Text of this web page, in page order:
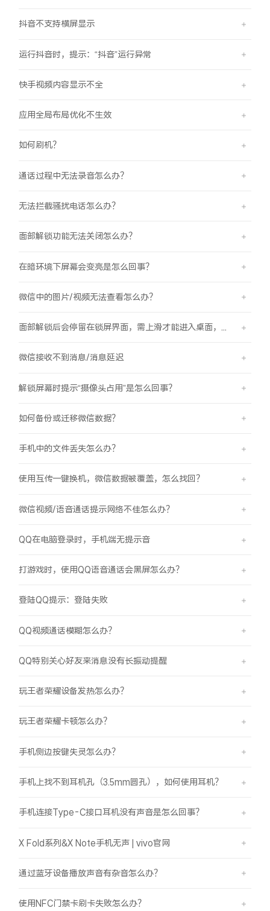
抖音不支持横屏显示
运行抖音时，提示：“抖音”运行异常
快手视频内容显示不全
应用全局布局优化不生效
如何刷机？
通话过程中无法录音怎么办？
无法拦截骚扰电话怎么办？
面部解锁功能无法关闭怎么办？
在暗环境下屏幕会变亮是怎么回事？
微信中的图片/视频无法查看怎么办？
微信接收不到消息/消息延迟
解锁屏幕时提示“摄像头占用”是怎么回事？
如何备份或迁移微信数据？
手机中的文件丢失怎么办？
使用互传一键换机，微信数据被覆盖，怎么找回？
微信视频/语音通话提示网络不佳怎么办？
QQ在电脑登录时，手机端无提示音
打游戏时，使用QQ语音通话会黑屏怎么办？
登陆QQ提示：登陆失败
QQ视频通话模糊怎么办？
QQ特别关心好友来消息没有长振动提醒
玩王者荣耀设备发热怎么办？
玩王者荣耀卡顿怎么办？
手机侧边按键失灵怎么办？
手机上找不到耳机孔（3.5mm圆孔），如何使用耳机？
手机连接Type-C接口耳机没有声音是怎么回事？
X Fold系列&X Note手机无声 | vivo官网
通过蓝牙设备播放声音有杂音怎么办？
使用NFC门禁卡刷卡失败怎么办？